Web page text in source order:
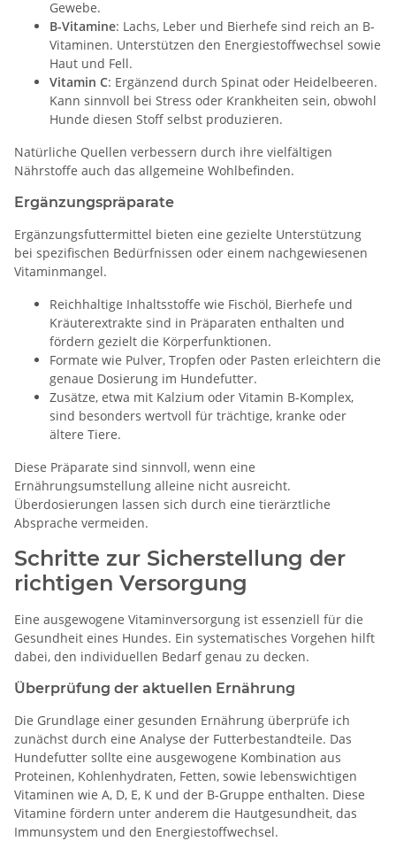
Gewebe.
B-Vitamine: Lachs, Leber und Bierhefe sind reich an B-
Vitaminen. Unterstützen den Energiestoffwechsel sowie
Haut und Fell.
Vitamin C: Ergänzend durch Spinat oder Heidelbeeren.
Kann sinnvoll bei Stress oder Krankheiten sein, obwohl
Hunde diesen Stoff selbst produzieren.
Natürliche Quellen verbessern durch ihre vielfältigen
Nährstoffe auch das allgemeine Wohlbefinden.
Ergänzungspräparate
Ergänzungsfuttermittel bieten eine gezielte Unterstützung
bei spezifischen Bedürfnissen oder einem nachgewiesenen
Vitaminmangel.
Reichhaltige Inhaltsstoffe wie Fischöl, Bierhefe und
Kräuterextrakte sind in Präparaten enthalten und
fördern gezielt die Körperfunktionen.
Formate wie Pulver, Tropfen oder Pasten erleichtern die
genaue Dosierung im Hundefutter.
Zusätze, etwa mit Kalzium oder Vitamin B-Komplex,
sind besonders wertvoll für trächtige, kranke oder
ältere Tiere.
Diese Präparate sind sinnvoll, wenn eine
Ernährungsumstellung alleine nicht ausreicht.
Überdosierungen lassen sich durch eine tierärztliche
Absprache vermeiden.
Schritte zur Sicherstellung der
richtigen Versorgung
Eine ausgewogene Vitaminversorgung ist essenziell für die
Gesundheit eines Hundes. Ein systematisches Vorgehen hilft
dabei, den individuellen Bedarf genau zu decken.
Überprüfung der aktuellen Ernährung
Die Grundlage einer gesunden Ernährung überprüfe ich
zunächst durch eine Analyse der Futterbestandteile. Das
Hundefutter sollte eine ausgewogene Kombination aus
Proteinen, Kohlenhydraten, Fetten, sowie lebenswichtigen
Vitaminen wie A, D, E, K und der B-Gruppe enthalten. Diese
Vitamine fördern unter anderem die Hautgesundheit, das
Immunsystem und den Energiestoffwechsel.